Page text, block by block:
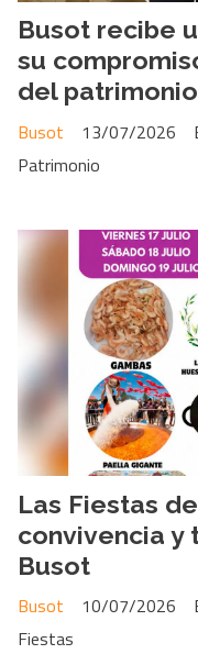
Busot recibe
su
del
Busot
13/07/2026
Patrimonio
Las Fiestas
convivencia y
Busot
Busot
10/07/2026
Fiestas